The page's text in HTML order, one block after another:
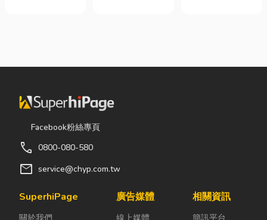
料行採購。除
齊全，也能依
照施工需求，
快速找到合適
插座、燈具、
馬達、衛浴設
關產品。 無論
混亂的環境
果沒做好，最
牆」，盲目亂
陷： 這是老屋
經浮現各種美
等一下！在踩
Facebook粉絲專頁
call 0800-080-580
mail service@chyp.com.tw
SuperhiPage
關於我們
廣告媒體
線上媒體
相關資訊
簡訊平台